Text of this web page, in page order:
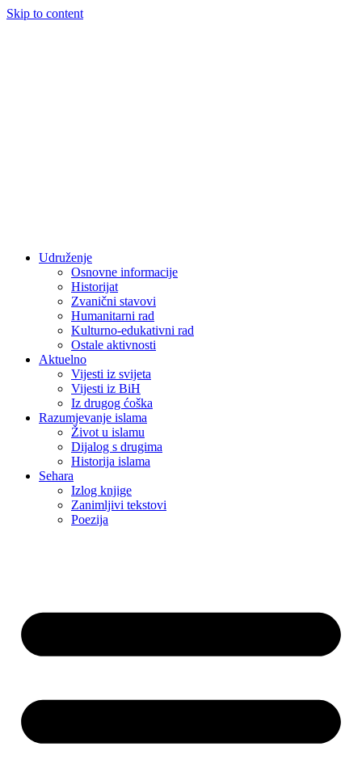
Skip to content
Udruženje
Osnovne informacije
Historijat
Zvanični stavovi
Humanitarni rad
Kulturno-edukativni rad
Ostale aktivnosti
Aktuelno
Vijesti iz svijeta
Vijesti iz BiH
Iz drugog ćoška
Razumjevanje islama
Život u islamu
Dijalog s drugima
Historija islama
Sehara
Izlog knjige
Zanimljivi tekstovi
Poezija